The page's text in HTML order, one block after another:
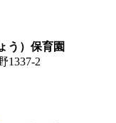
う）保育園
1337-2